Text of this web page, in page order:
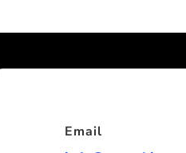
Email